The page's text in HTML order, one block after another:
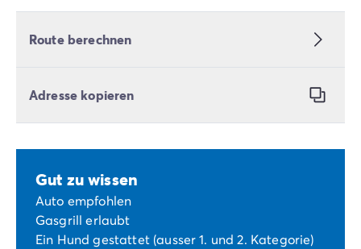
Route berechnen
Adresse kopieren
Gut zu wissen
Auto empfohlen
Gasgrill erlaubt
Ein Hund gestattet (ausser 1. und 2. Kategorie)